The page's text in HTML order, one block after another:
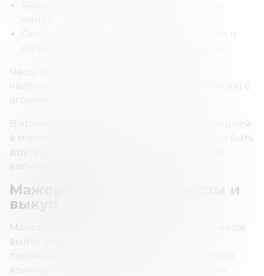
Чаще мажоритарных акционеров имеют
частные небольшие компании (непубличные) с
ограниченным количеством акций.
В крупных фирмах с рыночной капитализацией
в миллиарды долларов инвесторами могут быть
другие учреждения, владеющие большим
количеством акций.
Мажоритарные акционеры и
выкуп
Мажоритарные акционеры, которые стремятся
выйти из бизнеса или ослабить свое
положение, начинают привлекать внимание
конкурентов или частных инвестиционных